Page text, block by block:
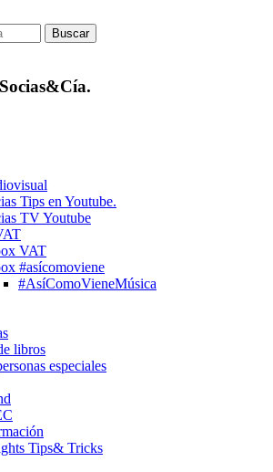
Tips en Youtube.
TV Youtube
VAT
#asícomoviene
#AsíComoVieneMúsica
libros
especiales
Tips& Tricks